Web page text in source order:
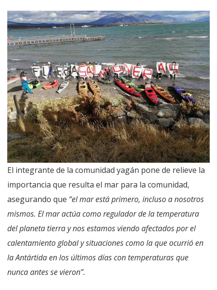
El integrante de la comunidad yagán pone de relieve la
importancia que resulta el mar para la comunidad,
asegurando que “el mar está primero, incluso a nosotros
mismos. El mar actúa como regulador de la temperatura
del planeta tierra y nos estamos viendo afectados por el
calentamiento global y situaciones como la que ocurrió en
la Antártida en los últimos días con temperaturas que
nunca antes se vieron”.